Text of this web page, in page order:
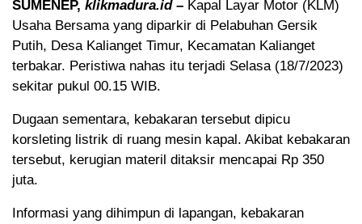
SUMENEP, klikmadura.id– Kapal Layar Motor (KLM)
Usaha Bersama yang diparkir di Pelabuhan Gersik
Putih, Desa Kalianget Timur, Kecamatan Kalianget
terbakar. Peristiwa nahas itu terjadi Selasa (18/7/2023)
sekitar pukul 00.15 WIB.
Dugaan sementara, kebakaran tersebut dipicu
korsleting listrik di ruang mesin kapal. Akibat kebakaran
tersebut, kerugian materil ditaksir mencapai Rp 350
juta.
Informasi yang dihimpun di lapangan, kebakaran